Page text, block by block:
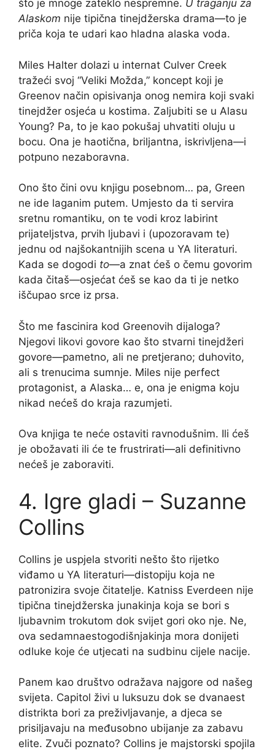
što je mnoge zateklo nespremne. U traganju za
Alaskom nije tipična tinejdžerska drama—to je
priča koja te udari kao hladna alaska voda.
Miles Halter dolazi u internat Culver Creek
tražeći svoj “Veliki Možda,” koncept koji je
Greenov način opisivanja onog nemira koji svaki
tinejdžer osjeća u kostima. Zaljubiti se u Alasu
Young? Pa, to je kao pokušaj uhvatiti oluju u
bocu. Ona je haotična, briljantna, iskrivljena—i
potpuno nezaboravna.
Ono što čini ovu knjigu posebnom… pa, Green
ne ide laganim putem. Umjesto da ti servira
sretnu romantiku, on te vodi kroz labirint
prijateljstva, prvih ljubavi i (upozoravam te)
jednu od najšokantnijih scena u YA literaturi.
Kada se dogodi to—a znat ćeš o čemu govorim
kada čitaš—osjećat ćeš se kao da ti je netko
iščupao srce iz prsa.
Što me fascinira kod Greenovih dijaloga?
Njegovi likovi govore kao što stvarni tinejdžeri
govore—pametno, ali ne pretjerano; duhovito,
ali s trenucima sumnje. Miles nije perfect
protagonist, a Alaska… e, ona je enigma koju
nikad nećeš do kraja razumjeti.
Ova knjiga te neće ostaviti ravnodušnim. Ili ćeš
je obožavati ili će te frustrirati—ali definitivno
nećeš je zaboraviti.
4. Igre gladi – Suzanne
Collins
Collins je uspjela stvoriti nešto što rijetko
viđamo u YA literaturi—distopiju koja ne
patronizira svoje čitatelje. Katniss Everdeen nije
tipična tinejdžerska junakinja koja se bori s
ljubavnim trokutom dok svijet gori oko nje. Ne,
ova sedamnaestogodišnjakinja mora donijeti
odluke koje će utjecati na sudbinu cijele nacije.
Panem kao društvo odražava najgore od našeg
svijeta. Capitol živi u luksuzu dok se dvanaest
distrikta bori za preživljavanje, a djeca se
prisiljavaju na međusobno ubijanje za zabavu
elite. Zvuči poznato? Collins je majstorski spojila